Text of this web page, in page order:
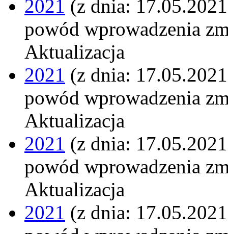
2021 (z dnia:
powód wprowadzenia
Aktualizacja
2021 (z dnia:
powód wprowadzenia
Aktualizacja
2021 (z dnia:
powód wprowadzenia
Aktualizacja
2021 (z dnia: